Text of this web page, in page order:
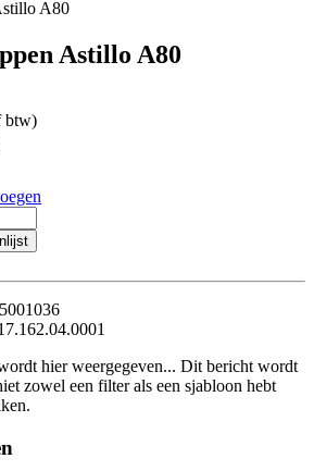
Astillo A80
btw)
hier weergegeven... Dit bericht wordt
zowel een filter als een sjabloon hebt